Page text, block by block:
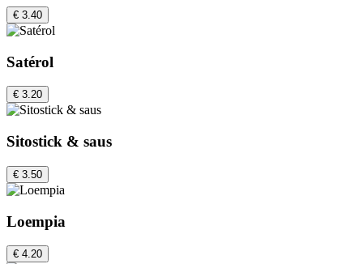
€ 3.40
Satérol
€ 3.20
Sitostick & saus
€ 3.50
Loempia
€ 4.20